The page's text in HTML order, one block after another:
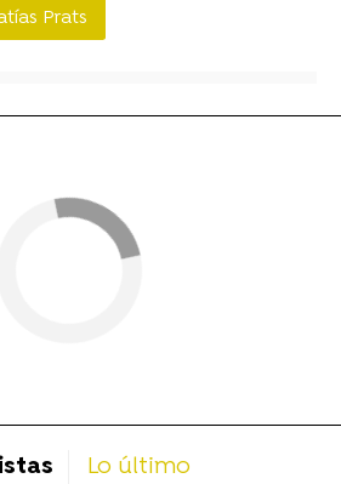
Prats
Lo último